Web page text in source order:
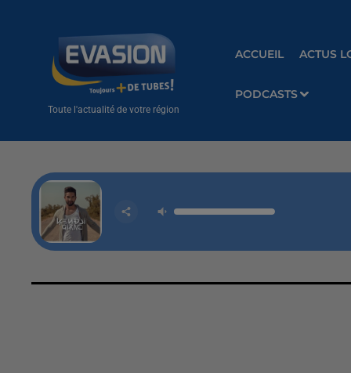
Toute l'actualité de votre région
ACCUEIL ACTUS
PODCASTS